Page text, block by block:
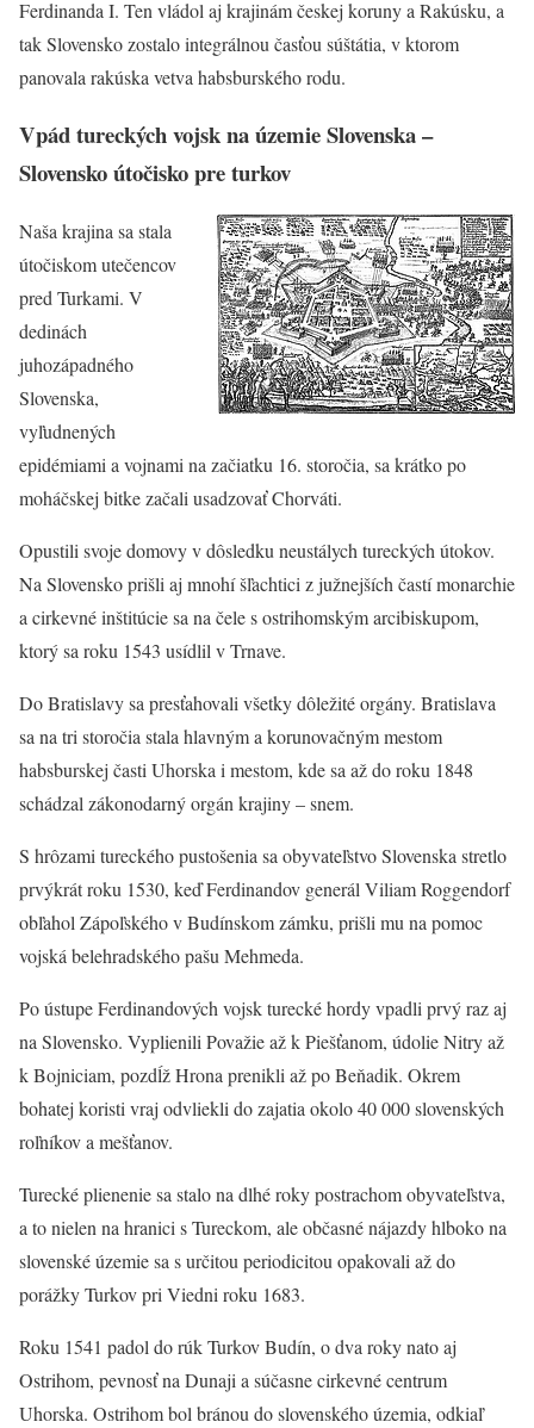
Ferdinanda I. Ten vládol aj krajinám českej koruny a Rakúsku, a
tak Slovensko zostalo integrálnou časťou súštátia, v ktorom
panovala rakúska vetva habsburského rodu.
Vpád tureckých vojsk na územie Slovenska –
Slovensko útočisko pre turkov
Naša krajina sa stala
útočiskom utečencov
pred Turkami. V
dedinách
juhozápadného
Slovenska,
vyľudnených
epidémiami a vojnami na začiatku 16. storočia, sa krátko po
moháčskej bitke začali usadzovať Chorváti.
Opustili svoje domovy v dôsledku neustálych tureckých útokov.
Na Slovensko prišli aj mnohí šľachtici z južnejších častí monarchie
a cirkevné inštitúcie sa na čele s ostrihomským arcibiskupom,
ktorý sa roku 1543 usídlil v Trnave.
Do Bratislavy sa presťahovali všetky dôležité orgány. Bratislava
sa na tri storočia stala hlavným a korunovačným mestom
habsburskej časti Uhorska i mestom, kde sa až do roku 1848
schádzal zákonodarný orgán krajiny – snem.
S hrôzami tureckého pustošenia sa obyvateľstvo Slovenska stretlo
prvýkrát roku 1530, keď Ferdinandov generál Viliam Roggendorf
obľahol Zápoľského v Budínskom zámku, prišli mu na pomoc
vojská belehradského pašu Mehmeda.
Po ústupe Ferdinandových vojsk turecké hordy vpadli prvý raz aj
na Slovensko. Vyplienili Považie až k Piešťanom, údolie Nitry až
k Bojniciam, pozdĺž Hrona prenikli až po Beňadik. Okrem
bohatej koristi vraj odvliekli do zajatia okolo 40 000 slovenských
roľníkov a mešťanov.
Turecké plienenie sa stalo na dlhé roky postrachom obyvateľstva,
a to nielen na hranici s Tureckom, ale občasné nájazdy hlboko na
slovenské územie sa s určitou periodicitou opakovali až do
porážky Turkov pri Viedni roku 1683.
Roku 1541 padol do rúk Turkov Budín, o dva roky nato aj
Ostrihom, pevnosť na Dunaji a súčasne cirkevné centrum
Uhorska. Ostrihom bol bránou do slovenského územia, odkiaľ